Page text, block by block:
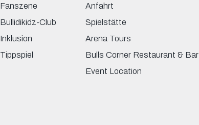
Fanszene
Bullidikidz-Club
Inklusion
Tippspiel
Anfahrt
Spielstätte
Arena Tours
Bulls Corner Restaurant & Bar
Event Location